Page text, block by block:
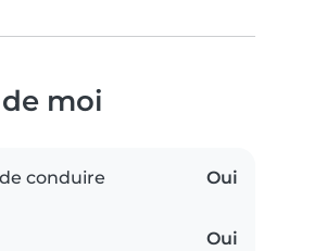
moi
conduire Oui
Oui